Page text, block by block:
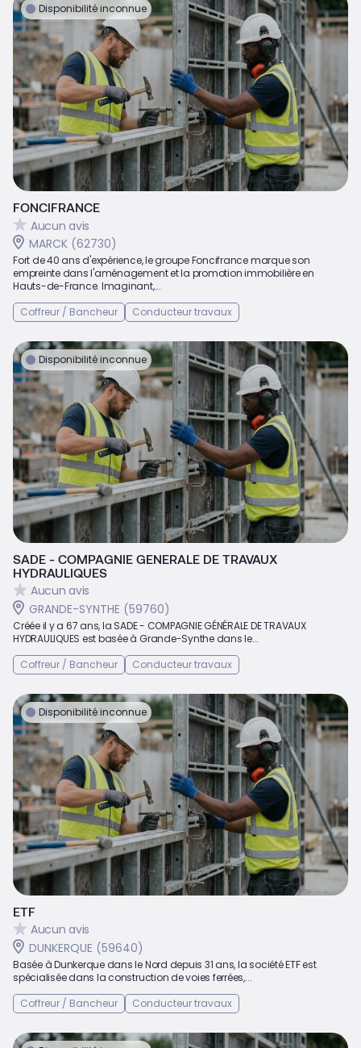
Disponibilité inconnue
FONCIFRANCE
Aucun avis
MARCK (62730)
Fort de 40 ans d'expérience, le groupe Foncifrance marque son
empreinte dans l'aménagement et la promotion immobilière en
Hauts-de-France. Imaginant,...
Coffreur / Bancheur
Conducteur travaux
Disponibilité inconnue
SADE - COMPAGNIE GENERALE DE TRAVAUX
HYDRAULIQUES
Aucun avis
GRANDE-SYNTHE (59760)
Créée il y a 67 ans, la SADE - COMPAGNIE GÉNÉRALE DE TRAVAUX
HYDRAULIQUES est basée à Grande-Synthe dans le...
Coffreur / Bancheur
Conducteur travaux
Disponibilité inconnue
ETF
Aucun avis
DUNKERQUE (59640)
Basée à Dunkerque dans le Nord depuis 31 ans, la société ETF est
spécialisée dans la construction de voies ferrées,...
Coffreur / Bancheur
Conducteur travaux